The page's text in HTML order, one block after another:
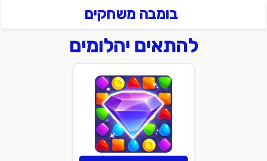
בומבה משחקים
להתאים יהלומים